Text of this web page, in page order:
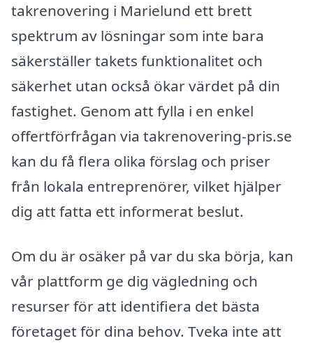
takrenovering i Marielund ett brett
spektrum av lösningar som inte bara
säkerställer takets funktionalitet och
säkerhet utan också ökar värdet på din
fastighet. Genom att fylla i en enkel
offertförfrågan via takrenovering-pris.se
kan du få flera olika förslag och priser
från lokala entreprenörer, vilket hjälper
dig att fatta ett informerat beslut.
Om du är osäker på var du ska börja, kan
vår plattform ge dig vägledning och
resurser för att identifiera det bästa
företaget för dina behov. Tveka inte att